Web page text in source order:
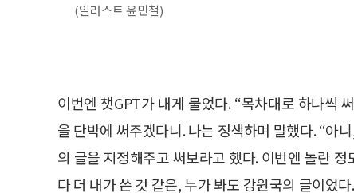
(일러스트 윤민철)
이번엔 챗GPT가 내게 물었다. “목차대로 하나씩
을 단박에 써주겠다니. 나는 정색하며 말했다. “아
의 글을 지정해주고 써보라고 했다. 이번엔 놀란
다 더 내가 쓴 것 같은, 누가 봐도 강원국의 글이었다.